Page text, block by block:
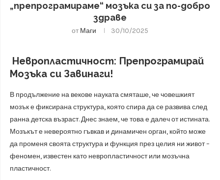
„препрограмираме“ мозъка си за по-добро
здраве
от Маги 30/10/2025
Невропластичност: Препрограмирай
Мозъка си Завинаги!
В продължение на векове науката смяташе, че човешкият
мозък е фиксирана структура, която спира да се развива след
ранна детска възраст. Днес знаем, че това е далеч от истината.
Мозъкът е невероятно гъвкав и динамичен орган, който може
да променя своята структура и функция през целия ни живот –
феномен, известен като невропластичност или мозъчна
пластичност.